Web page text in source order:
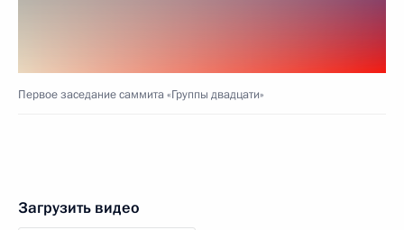
Первое заседание саммита «Группы двадцати»
Загрузить видео